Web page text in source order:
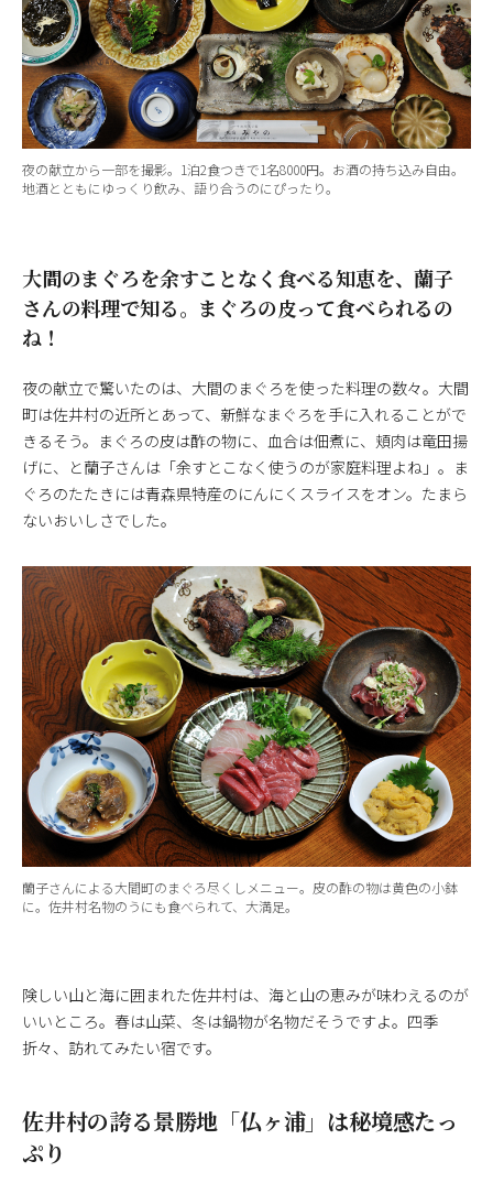
夜の献立から一部を撮影。1泊2食つきで1名8000円。お酒の持ち込み自由。
地酒とともにゆっくり飲み、語り合うのにぴったり。
大間のまぐろを余すことなく食べる知恵を、蘭子
さんの料理で知る。まぐろの皮って食べられるの
ね！
夜の献立で驚いたのは、大間のまぐろを使った料理の数々。大間
町は佐井村の近所とあって、新鮮なまぐろを手に入れることがで
きるそう。まぐろの皮は酢の物に、血合は佃煮に、頬肉は竜田揚
げに、と蘭子さんは「余すとこなく使うのが家庭料理よね」。ま
ぐろのたたきには青森県特産のにんにくスライスをオン。たまら
ないおいしさでした。
蘭子さんによる大間町のまぐろ尽くしメニュー。皮の酢の物は黄色の小鉢
に。佐井村名物のうにも食べられて、大満足。
険しい山と海に囲まれた佐井村は、海と山の恵みが味わえるのが
いいところ。春は山菜、冬は鍋物が名物だそうですよ。四季
折々、訪れてみたい宿です。
佐井村の誇る景勝地「仏ヶ浦」は秘境感たっ
ぷり